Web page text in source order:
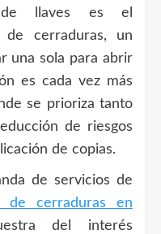
llaves es el
de cerraduras, un
una sola para abrir
es cada vez más
se prioriza tanto
de riesgos
de copias.
de servicios de
de cerraduras en
del interés